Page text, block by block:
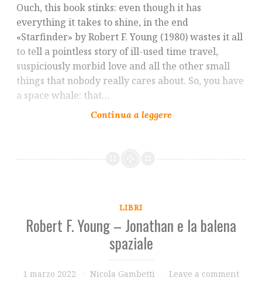
Ouch, this book stinks: even though it has
everything it takes to shine, in the end
«Starfinder» by Robert F. Young (1980) wastes it all
to tell a pointless story of ill-used time travel,
suspiciously morbid love and all the other small
things that nobody really cares about. So, you have
a space whale: that…
LIBRI
Robert F. Young – Jonathan e la balena
spaziale
1 marzo 2022 Nicola Gambetti Leave a comment